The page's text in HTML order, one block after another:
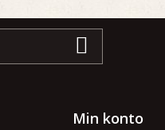
Min konto